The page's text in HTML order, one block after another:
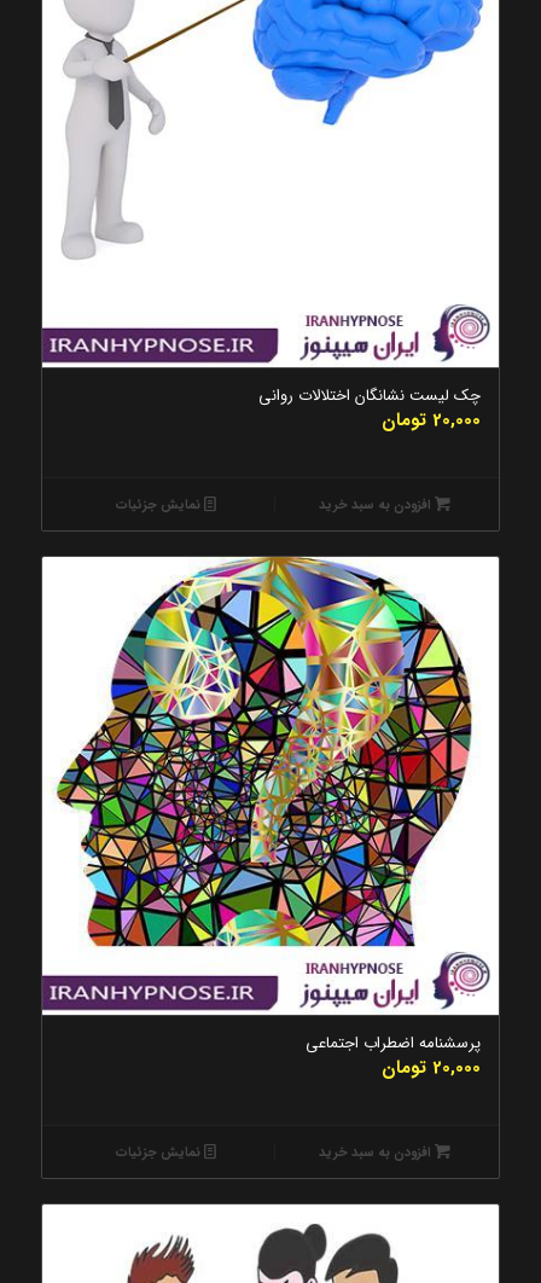
5.00
چک لیست نشانگان اختلالات روانی
20,000 تومان
افزودن به سبد خرید نمایش جزئیات
5.00
پرسشنامه اضطراب اجتماعی
20,000 تومان
افزودن به سبد خرید نمایش جزئیات